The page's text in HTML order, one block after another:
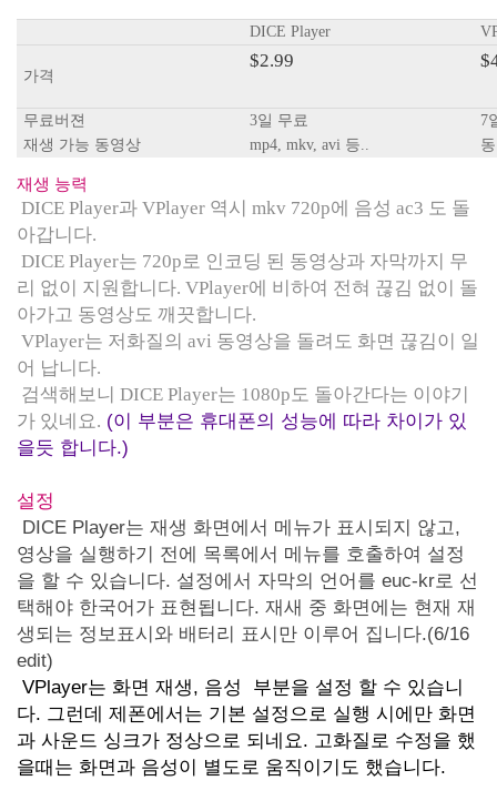
DICE Player
가격
$2.99
무료버젼 3일 무료
7
재생 가능 동영상
mp4, mkv, avi 등..
재생 능력
DICE Player과 VPlayer 역시 mkv 720p에 음성 ac3 도 돌
아갑니다.
DICE Player는 720p로 인코딩 된 동영상과 자막까지 무
리 없이 지원합니다. VPlayer에 비하여 전혀 끊김 없이 돌
아가고 동영상도 깨끗합니다.
VPlayer는 저화질의 avi 동영상을 돌려도 화면 끊김이 일
어 납니다.
검색해보니 DICE Player는 1080p도 돌아간다는 이야기
가 있네요. (이 부분은 휴대폰의 성능에 따라 차이가 있
을듯 합니다.)
설정
DICE Player는 재생 화면에서 메뉴가 표시되지 않고,
영상을 실행하기 전에 목록에서 메뉴를 호출하여 설정
을 할 수 있습니다. 설정에서 자막의 언어를 euc-kr로 선
택해야 한국어가 표현됩니다. 재새 중 화면에는 현재 재
생되는 정보표시와 배터리 표시만 이루어 집니다.(6/16
edit)
VPlayer는 화면 재생, 음성 부분을 설정 할 수 있습니
다. 그런데 제폰에서는 기본 설정으로 실행 시에만 화면
과 사운드 싱크가 정상으로 되네요. 고화질로 수정을 했
을때는 화면과 음성이 별도로 움직이기도 했습니다.